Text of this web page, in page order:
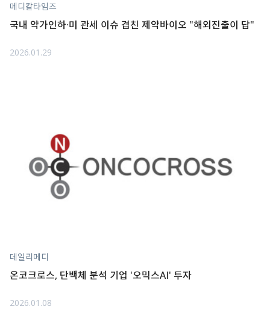
메디칼타임즈
국내 약가인하·미 관세 이슈 겹친 제약바이오 "해외진출이 답"
2026.01.29
데일리메디
온코크로스, 단백체 분석 기업 '오믹스AI' 투자
2026.01.08